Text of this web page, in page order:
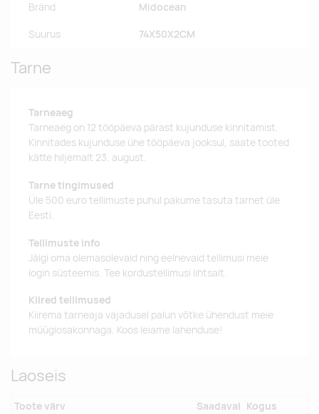
Bränd Midocean
Suurus 74X50X2CM
Tarne
Tarneaeg
Tarneaeg on 12 tööpäeva pärast kujunduse kinnitamist.
Kinnitades kujunduse ühe tööpäeva jooksul, saate tooted
kätte hiljemalt 23. august.
Tarne tingimused
Üle 500 euro tellimuste puhul pakume tasuta tarnet üle
Eesti.
Tellimuste info
Jälgi oma olemasolevaid ning eelnevaid tellimusi meie
login süsteemis. Tee kordustellimusi lihtsalt.
Kiired tellimused
Kiirema tarneaja vajadusel palun võtke ühendust meie
müügiosakonnaga. Koos leiame lahenduse!
Laoseis
Toote värv Saadaval Kogus